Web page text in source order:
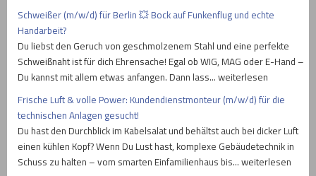
Schweißer (m/w/d) für Berlin 💥 Bock auf Funkenflug und echte
Handarbeit?
Du liebst den Geruch von geschmolzenem Stahl und eine perfekte
Schweißnaht ist für dich Ehrensache! Egal ob WIG, MAG oder E-Hand –
Du kannst mit allem etwas anfangen. Dann lass… weiterlesen
Frische Luft & volle Power: Kundendienstmonteur (m/w/d) für die
technischen Anlagen gesucht!
Du hast den Durchblick im Kabelsalat und behältst auch bei dicker Luft
einen kühlen Kopf? Wenn Du Lust hast, komplexe Gebäudetechnik in
Schuss zu halten – vom smarten Einfamilienhaus bis… weiterlesen